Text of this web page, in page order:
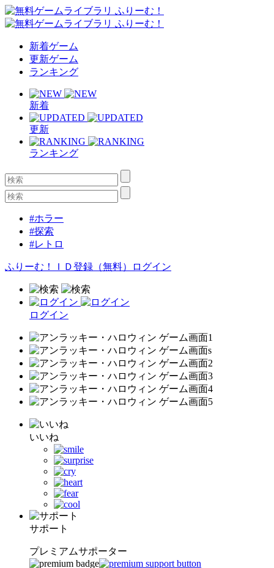
新着ゲーム
更新ゲーム
ランキング
新着
更新
ランキング
#ホラー
#探索
#レトロ
ふりーむ！ＩＤ登録（無料） ログイン
ログイン
いいね
サポート
プレミアムサポーター